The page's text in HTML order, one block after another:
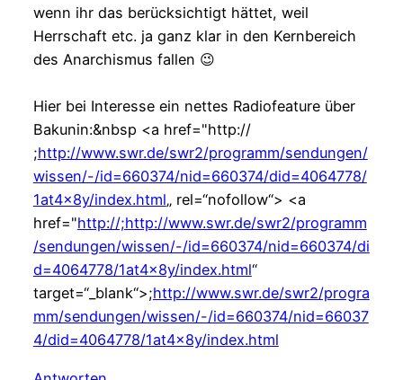
wenn ihr das berücksichtigt hättet, weil
Herrschaft etc. ja ganz klar in den Kernbereich
des Anarchismus fallen 😉
Hier bei Interesse ein nettes Radiofeature über
Bakunin:&nbsp <a href="http://
;http://www.swr.de/swr2/programm/sendungen/
wissen/-/id=660374/nid=660374/did=4064778/
1at4x8y/index.html„ rel=“nofollow“> <a
href="http://;http://www.swr.de/swr2/programm
/sendungen/wissen/-/id=660374/nid=660374/di
d=4064778/1at4x8y/index.html“
target=“_blank“>;http://www.swr.de/swr2/progra
mm/sendungen/wissen/-/id=660374/nid=66037
4/did=4064778/1at4x8y/index.html